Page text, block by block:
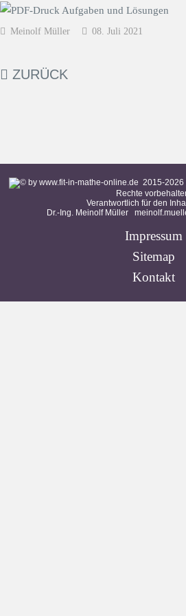
Meinolf Müller 08. Juli 2021
ZURÜCK
2015-2026
Rechte
Verantwortlich für den
Dr.-Ing. Meinolf Müller
Impressum
Sitemap
Kontakt